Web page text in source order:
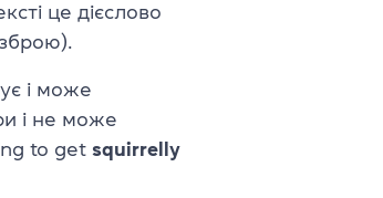
це дієслово
і може
і не може
to get squirrelly